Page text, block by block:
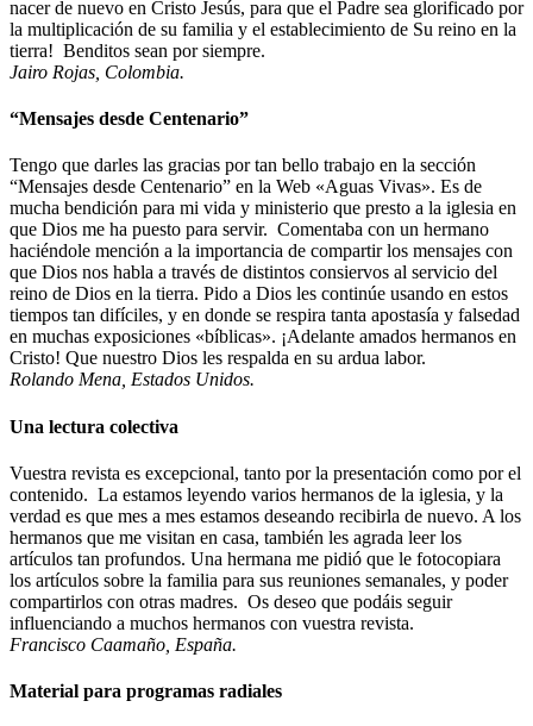
nacer de nuevo en Cristo Jesús, para que el Padre sea glorificado por
la multiplicación de su familia y el establecimiento de Su reino en la
tierra! Benditos sean por siempre.
Jairo Rojas, Colombia.
“Mensajes desde Centenario”
Tengo que darles las gracias por tan bello trabajo en la sección
“Mensajes desde Centenario” en la Web «Aguas Vivas». Es de
mucha bendición para mi vida y ministerio que presto a la iglesia en
que Dios me ha puesto para servir. Comentaba con un hermano
haciéndole mención a la importancia de compartir los mensajes con
que Dios nos habla a través de distintos consiervos al servicio del
reino de Dios en la tierra. Pido a Dios les continúe usando en estos
tiempos tan difíciles, y en donde se respira tanta apostasía y falsedad
en muchas exposiciones «bíblicas». ¡Adelante amados hermanos en
Cristo! Que nuestro Dios les respalda en su ardua labor.
Rolando Mena, Estados Unidos.
Una lectura colectiva
Vuestra revista es excepcional, tanto por la presentación como por el
contenido. La estamos leyendo varios hermanos de la iglesia, y la
verdad es que mes a mes estamos deseando recibirla de nuevo. A los
hermanos que me visitan en casa, también les agrada leer los
artículos tan profundos. Una hermana me pidió que le fotocopiara
los artículos sobre la familia para sus reuniones semanales, y poder
compartirlos con otras madres. Os deseo que podáis seguir
influenciando a muchos hermanos con vuestra revista.
Francisco Caamaño, España.
Material para programas radiales